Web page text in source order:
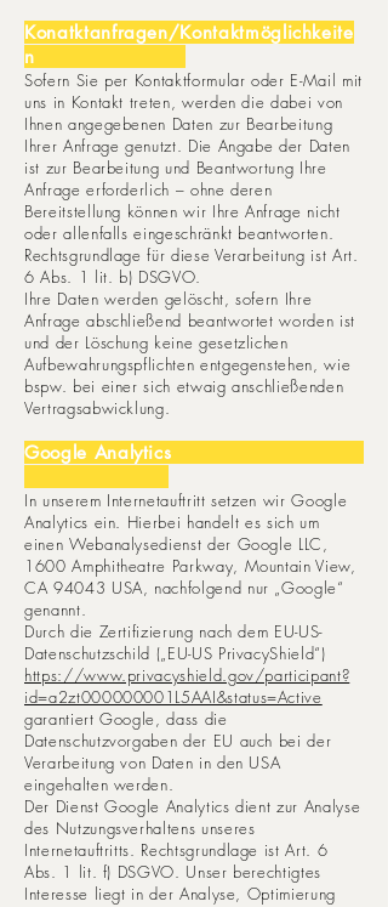
Konatktanfragen/Kontaktmöglichkeite
n
Sofern Sie per Kontaktformular oder E-Mail mit
uns in Kontakt treten, werden die dabei von
Ihnen angegebenen Daten zur Bearbeitung
Ihrer Anfrage genutzt. Die Angabe der Daten
ist zur Bearbeitung und Beantwortung Ihre
Anfrage erforderlich – ohne deren
Bereitstellung können wir Ihre Anfrage nicht
oder allenfalls eingeschränkt beantworten.
Rechtsgrundlage für diese Verarbeitung ist Art.
6 Abs. 1 lit. b) DSGVO.
Ihre Daten werden gelöscht, sofern Ihre
Anfrage abschließend beantwortet worden ist
und der Löschung keine gesetzlichen
Aufbewahrungspflichten entgegenstehen, wie
bspw. bei einer sich etwaig anschließenden
Vertragsabwicklung.
Google Analytics
In unserem Internetauftritt setzen wir Google
Analytics ein. Hierbei handelt es sich um
einen Webanalysedienst der Google LLC,
1600 Amphitheatre Parkway, Mountain View,
CA 94043 USA, nachfolgend nur „Google“
genannt.
Durch die Zertifizierung nach dem EU-US-
Datenschutzschild („EU-US PrivacyShield“)
https://www.privacyshield.gov/participant?
id=a2zt000000001L5AAI&status=Active
garantiert Google, dass die
Datenschutzvorgaben der EU auch bei der
Verarbeitung von Daten in den USA
eingehalten werden.
Der Dienst Google Analytics dient zur Analyse
des Nutzungsverhaltens unseres
Internetauftritts. Rechtsgrundlage ist Art. 6
Abs. 1 lit. f) DSGVO. Unser berechtigtes
Interesse liegt in der Analyse, Optimierung